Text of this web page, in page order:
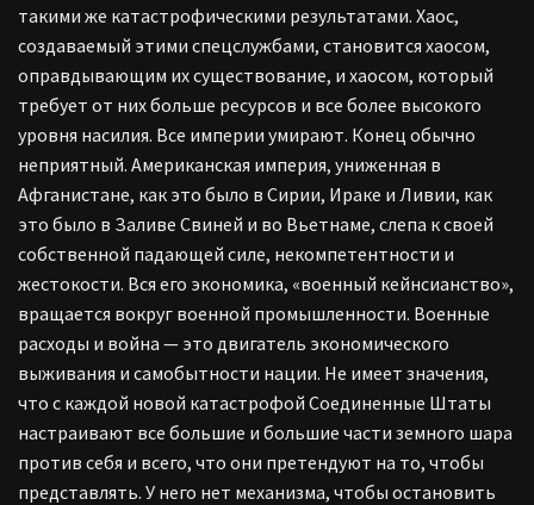
такими же катастрофическими результатами. Хаос,
создаваемый этими спецслужбами, становится хаосом,
оправдывающим их существование, и хаосом, который
требует от них больше ресурсов и все более высокого
уровня насилия. Все империи умирают. Конец обычно
неприятный. Американская империя, униженная в
Афганистане, как это было в Сирии, Ираке и Ливии, как
это было в Заливе Свиней и во Вьетнаме, слепа к своей
собственной падающей силе, некомпетентности и
жестокости. Вся его экономика, «военный кейнсианство»,
вращается вокруг военной промышленности. Военные
расходы и война — это двигатель экономического
выживания и самобытности нации. Не имеет значения,
что с каждой новой катастрофой Соединенные Штаты
настраивают все большие и большие части земного шара
против себя и всего, что они претендуют на то, чтобы
представлять. У него нет механизма, чтобы остановить